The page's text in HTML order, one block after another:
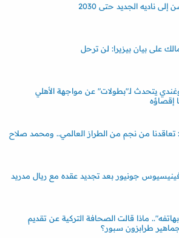
ناديه الجديد حتى 2030
على بيان بيزيرا: لن ترحل
يتحدث لـ"بطولات" عن مواجهة الأهلي
إقصاؤه
من نجم من الطراز العالمي.. ومحمد صلاح
جونيور بعد تجديد عقده مع ريال مدريد
ماذا قالت الصحافة التركية عن تقديم
طرابزون سبور؟